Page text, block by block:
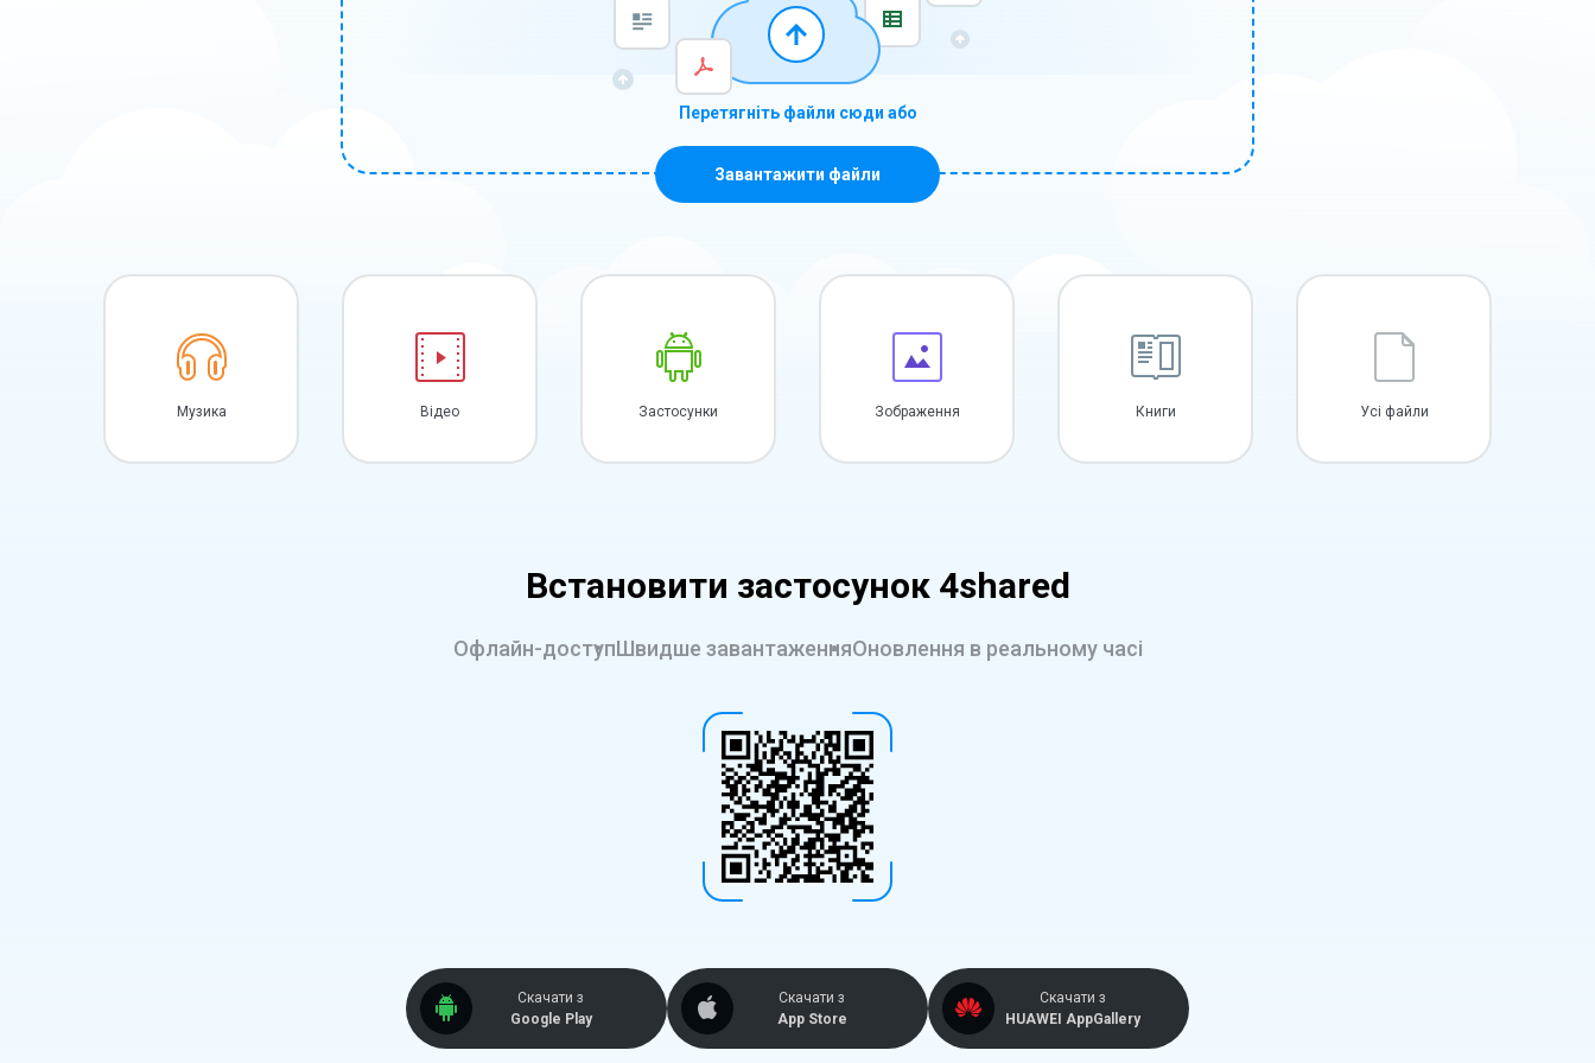
Перетягніть файли сюди або
Завантажити файли
Музика Відео Застосунки Зображення Книги Усі файли
Встановити застосунок 4shared
Офлайн-доступШвидше завантаженняОновлення в реальному часі
Скачати з
Google Play
Скачати з
App Store
Скачати з
HUAWEI AppGallery